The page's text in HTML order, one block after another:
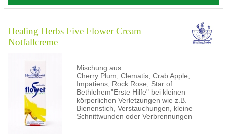
Healing Herbs Five Flower Cream
Notfallcreme
Mischung aus:
Cherry Plum, Clematis, Crab Apple,
Impatiens, Rock Rose, Star of
Bethlehem"Erste Hilfe" bei kleinen
körperlichen Verletzungen wie z.B.
Bienenstich, Verstauchungen, kleine
Schnittwunden oder Verbrennungen